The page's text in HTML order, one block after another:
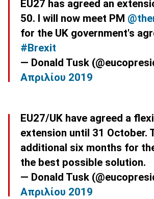
EU27 has agreed an
50. I will now meet PM
for the UK government's
#Brexit
— Donald Tusk
Απριλίου 2019
EU27/UK have agreed a
extension until 31 October.
additional six months for
the best possible solution.
— Donald Tusk
Απριλίου 2019